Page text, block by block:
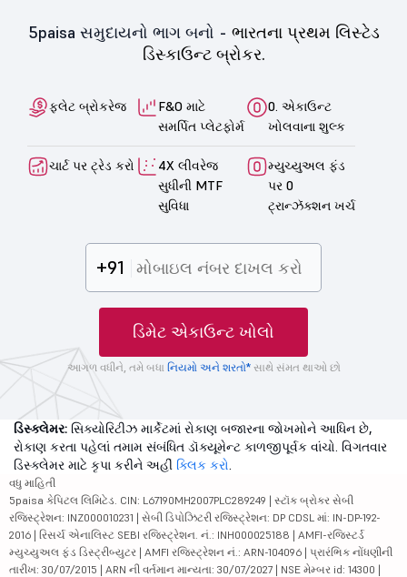
5paisa સમુદાયનો ભાગ બનો - ભારતના પ્રથમ લિસ્ટેડ
ડિસ્કાઉન્ટ બ્રોકર.
ફ્લેટ બ્રોકરેજ
F&O માટે
સમર્પિત પ્લેટફોર્મ
0. એકાઉન્ટ
ખોલવાના શુલ્ક
ચાર્ટ પર ટ્રેડ કરો
4X લીવરેજ
સુધીની MTF
સુવિધા
મ્યુચ્યુઅલ ફંડ
પર 0
ટ્રાન્ઝૅક્શન ખર્ચ
+91
ડિમેટ એકાઉન્ટ ખોલો
આગળ વધીને, તમે બધા નિયમો અને શરતો*સાથે સંમત થાઓ છો
ડિસ્ક્લેમર: સિક્યોરિટીઝ માર્કેટમાં રોકાણ બજારના જોખમોને આધિન છે,
રોકાણ કરતા પહેલાં તમામ સંબંધિત ડૉક્યૂમેન્ટ કાળજીપૂર્વક વાંચો. વિગતવાર
ડિસ્ક્લેમર માટે કૃપા કરીને અહીં ક્લિક કરો.
વધુ માહિતી
5paisa કેપિટલ લિમિટેડ. CIN: L67190MH2007PLC289249 | સ્ટૉક બ્રોકર સેબી
રજિસ્ટ્રેશન: INZ000010231 | સેબી ડિપોઝિટરી રજિસ્ટ્રેશન: DP CDSL માં: IN-DP-192-
2016 | રિસર્ચ એનાલિસ્ટ SEBI રજિસ્ટ્રેશન. નં.: INH000025188 | AMFI-રજિસ્ટર્ડ
મ્યુચ્યુઅલ ફંડ ડિસ્ટ્રીબ્યુટર | AMFI રજિસ્ટ્રેશન નં.: ARN-104096 | પ્રારંભિક નોંધણીની
તારીખ: 30/07/2015 | ARN ની વર્તમાન માન્યતા: 30/07/2027 | NSE મેમ્બર id: 14300 |